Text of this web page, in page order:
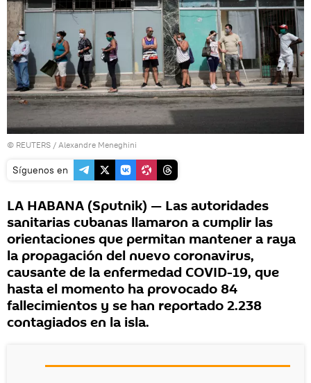
© REUTERS / Alexandre Meneghini
Síguenos en
LA HABANA (Sputnik) — Las autoridades
sanitarias cubanas llamaron a cumplir las
orientaciones que permitan mantener a raya
la propagación del nuevo coronavirus,
causante de la enfermedad COVID-19, que
hasta el momento ha provocado 84
fallecimientos y se han reportado 2.238
contagiados en la isla.